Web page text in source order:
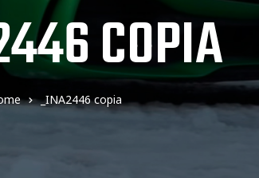
COPIA
_INA2446 copia